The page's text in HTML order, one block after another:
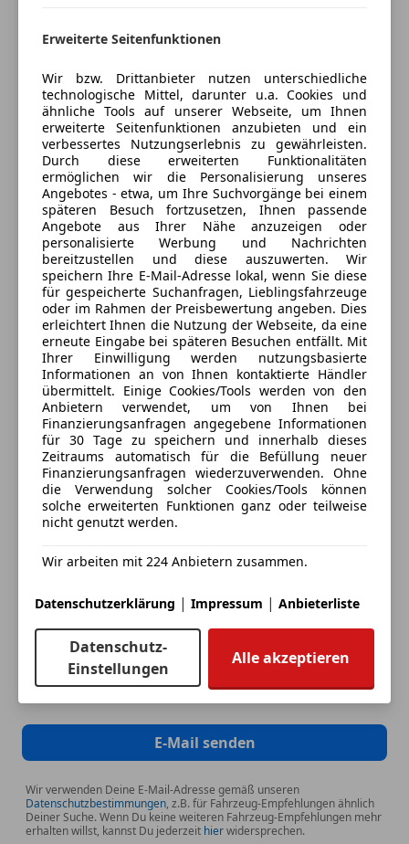
Isofix
LED-Scheinwerfer
LED-Tagfahrlicht
Notrufsystem
Reifendruckkontrollsystem
Seitenairbag
Servolenkung
Spurhalteassistent
Traktionskontrolle
Wegfahrsperre
Zentralverriegelung
Extras
Alufelgen
Innenspiegel automatisch abblendend
Scheinwerferreinigung
Skisack
Spoiler
Sportsitze
Deine Nachricht
3 ähnliche Fahrzeuge gefunden
Ich erlaube den Händlern dieser
Fahrzeuge mich zu kontaktieren.
Dein Name
Deine E-Mail
Deine Telefonnummer (optional)
Ich möchte auf meine Interessen zugeschnittene Angebote und
Neuigkeiten der AutoScout24 GmbH per E-Mail erhalten. Ich
kann dieseEinwilligung
jederzeit mit Wirkung für die Zukunft
widerrufen.
E-Mail senden
Wir verwenden Deine E-Mail-Adresse gemäß unseren
Datenschutzbestimmungen, z.B. für Fahrzeug-Empfehlungen ähnlich
Deiner Suche. Wenn Du keine weiteren Fahrzeug-Empfehlungen mehr
erhalten willst, kannst Du jederzeit hierwidersprechen.
Erweiterte Seitenfunktionen
Wir bzw. Drittanbieter nutzen unterschiedliche
technologische Mittel, darunter u.a. Cookies und
ähnliche Tools auf unserer Webseite, um Ihnen
erweiterte Seitenfunktionen anzubieten und ein
verbessertes Nutzungserlebnis zu gewährleisten.
Durch diese erweiterten Funktionalitäten
ermöglichen wir die Personalisierung unseres
Angebotes - etwa, um Ihre Suchvorgänge bei einem
späteren Besuch fortzusetzen, Ihnen passende
Angebote aus Ihrer Nähe anzuzeigen oder
personalisierte Werbung und Nachrichten
bereitzustellen und diese auszuwerten. Wir
speichern Ihre E-Mail-Adresse lokal, wenn Sie diese
für gespeicherte Suchanfragen, Lieblingsfahrzeuge
oder im Rahmen der Preisbewertung angeben. Dies
erleichtert Ihnen die Nutzung der Webseite, da eine
erneute Eingabe bei späteren Besuchen entfällt. Mit
Ihrer Einwilligung werden nutzungsbasierte
Informationen an von Ihnen kontaktierte Händler
übermittelt. Einige Cookies/Tools werden von den
Anbietern verwendet, um von Ihnen bei
Finanzierungsanfragen angegebene Informationen
für 30 Tage zu speichern und innerhalb dieses
Zeitraums automatisch für die Befüllung neuer
Finanzierungsanfragen wiederzuverwenden. Ohne
die Verwendung solcher Cookies/Tools können
solche erweiterten Funktionen ganz oder teilweise
nicht genutzt werden.
Wir arbeiten mit 224 Anbietern zusammen.
Datenschutzerklärung | Impressum | Anbieterliste
Datenschutz-
Einstellungen
Alle akzeptieren